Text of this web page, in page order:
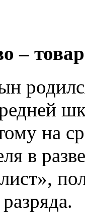
–
на
в